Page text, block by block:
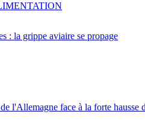
: la grippe aviaire se propage
l'Allemagne face à la forte hausse